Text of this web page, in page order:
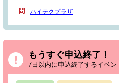
ハイテクプラザ
もうすぐ申込終了！
7日以内に申込終了するイベン